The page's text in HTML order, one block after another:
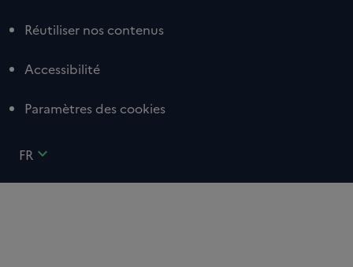
Réutiliser nos contenus
Accessibilité
Paramètres des cookies
FR expand_more